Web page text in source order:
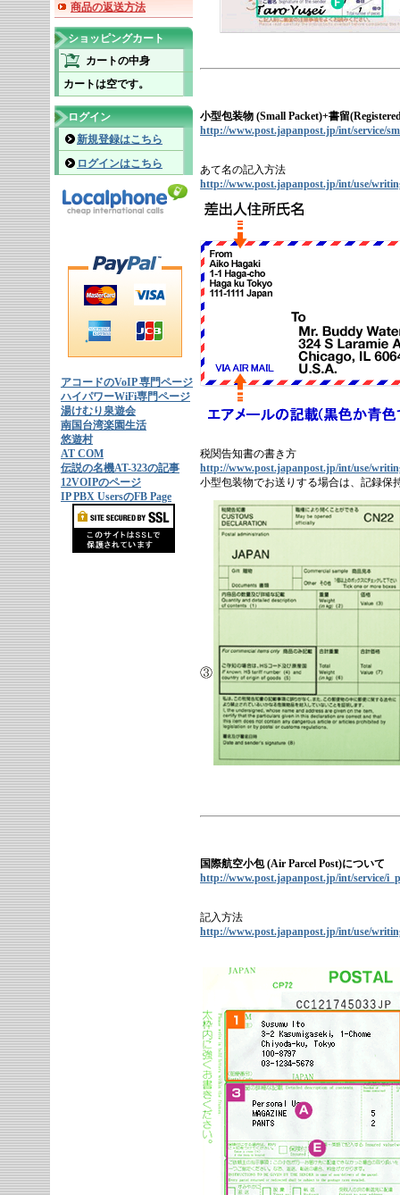
商品の返送方法
ショッピングカート
カートの中身
カートは空です。
ログイン
新規登録はこちら
ログインはこちら
アコードのVoIP 専門ページ
ハイパワーWiFi専門ページ
湯けむり泉遊会
南国台湾楽園生活
悠遊村
AT COM
伝説の名機AT-323の記事
12VOIPのページ
IP PBX UsersのFB Page
小型包装物 (Small Packet)+書留
http://www.post.japanpost.jp/int/service/
あて名の記入方法
http://www.post.japanpost.jp/int/use/
税関告知書の書き方
http://www.post.japanpost.jp/int/use/
小型包装物でお送りする場合は、記録保
国際航空小包 (Air Parcel Post)について
http://www.post.japanpost.jp/int/service/
記入方法
http://www.post.japanpost.jp/int/use/